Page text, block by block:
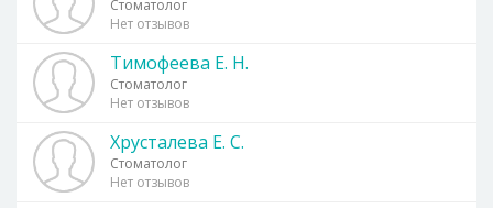
Стоматолог
Нет отзывов
Тимофеева Е. Н.
Стоматолог
Нет отзывов
Хрусталева Е. С.
Стоматолог
Нет отзывов